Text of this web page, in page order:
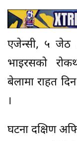
एजेन्सी, ५ जेठ ।
भाइरसको
बेलामा राहत
।
घटना दक्षिण